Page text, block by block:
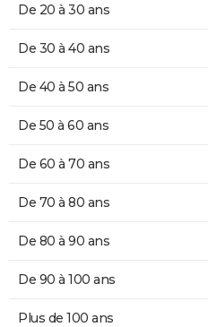
De 20 à 30 ans
De 30 à 40 ans
De 40 à 50 ans
De 50 à 60 ans
De 60 à 70 ans
De 70 à 80 ans
De 80 à 90 ans
De 90 à 100 ans
Plus de 100 ans